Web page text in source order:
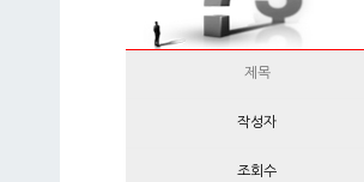
제목
작성자
조회수